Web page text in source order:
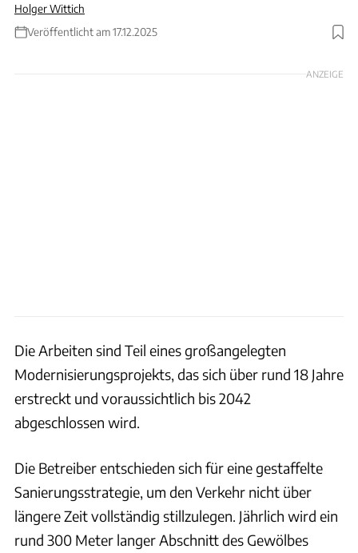
Holger Wittich
Veröffentlicht am 17.12.2025
Foto: tunnelmb.net
ANZEIGE
Die Arbeiten sind Teil eines großangelegten
Modernisierungsprojekts, das sich über rund 18 Jahre
erstreckt und voraussichtlich bis 2042
abgeschlossen wird.
Die Betreiber entschieden sich für eine gestaffelte
Sanierungsstrategie, um den Verkehr nicht über
längere Zeit vollständig stillzulegen. Jährlich wird ein
rund 300 Meter langer Abschnitt des Gewölbes